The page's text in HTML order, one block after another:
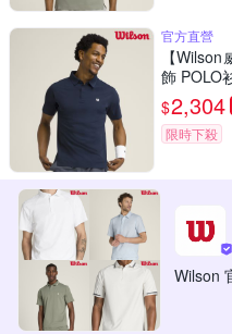
官方直營
【
飾 POLO
$2,304
限時下殺
Wilson